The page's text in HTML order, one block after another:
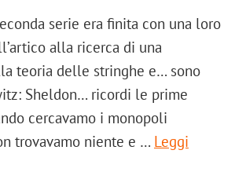
serie era finita con una loro
alla ricerca di una
teoria delle stringhe e… sono
Sheldon… ricordi le prime
cercavamo i monopoli
trovavamo niente e … Leggi